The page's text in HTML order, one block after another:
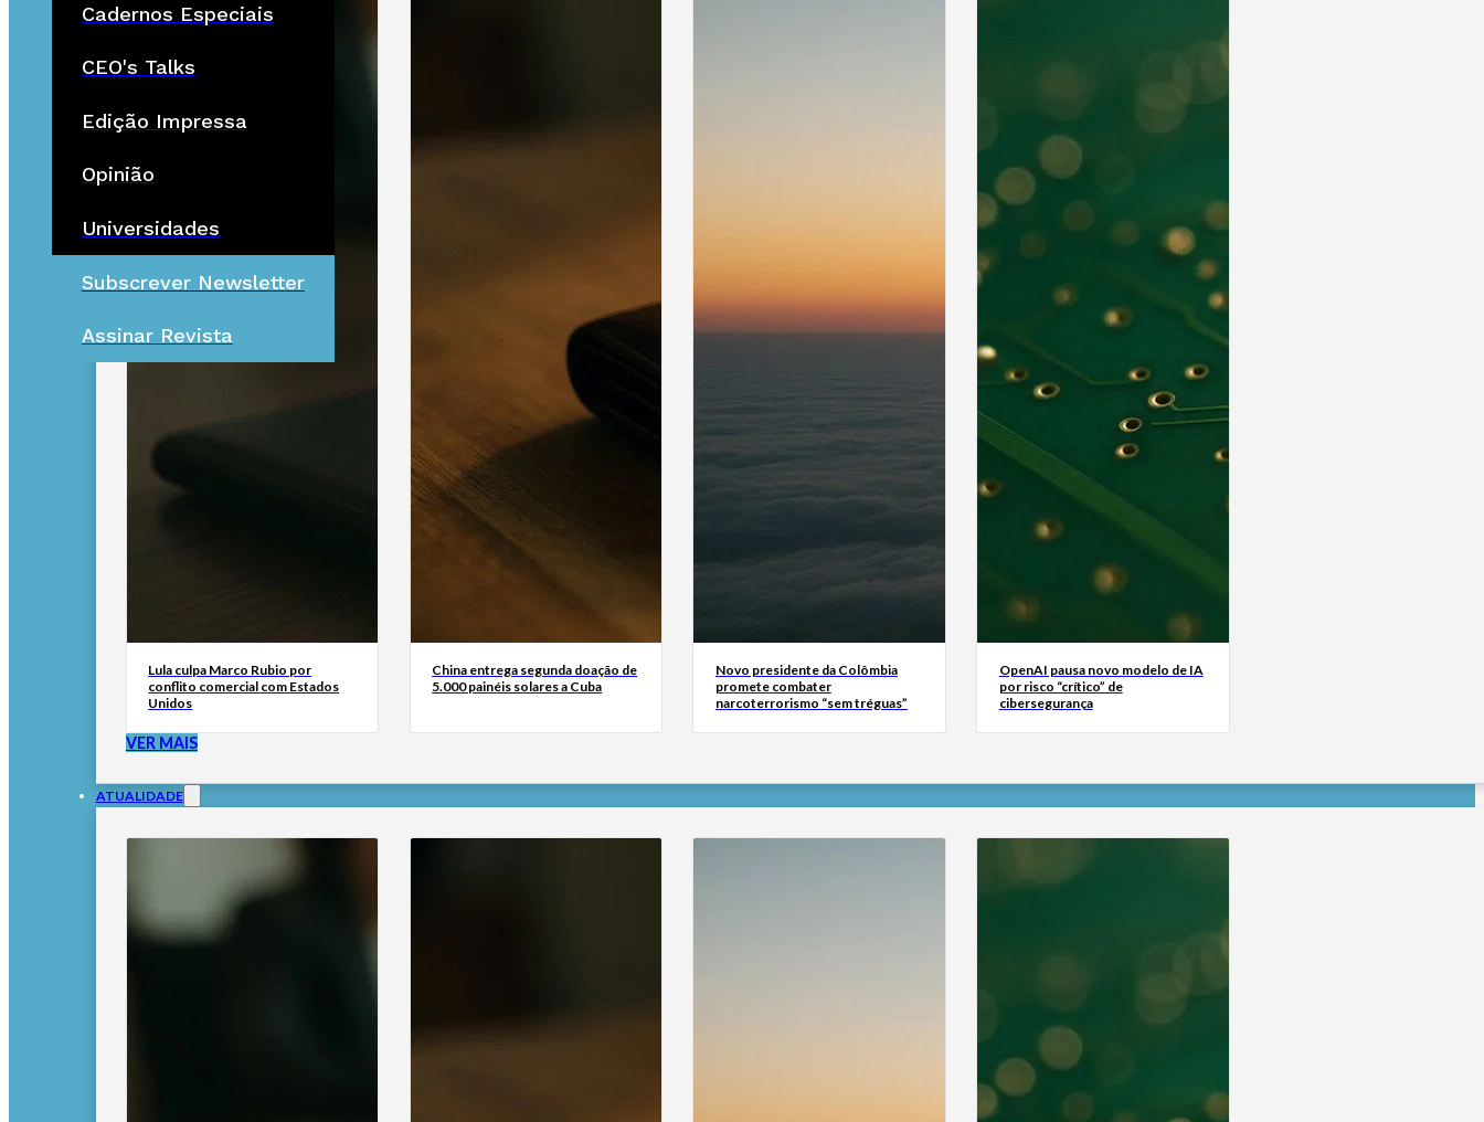
Cadernos Especiais
CEO's Talks
Edição Impressa
Opinião
Universidades
Subscrever Newsletter
Assinar Revista
Lula culpa Marco Rubio por
conflito comercial com Estados
Unidos
China entrega segunda doação de
5.000 painéis solares a Cuba
Novo presidente da Colômbia
promete combater
narcoterrorismo “sem tréguas”
OpenAI pausa novo modelo de IA
por risco “crítico” de
cibersegurança
VER MAIS
ATUALIDADE